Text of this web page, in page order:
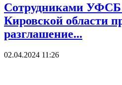
Сотрудниками УФСБ
Кировской области
разглашение...
02.04.2024 11:26